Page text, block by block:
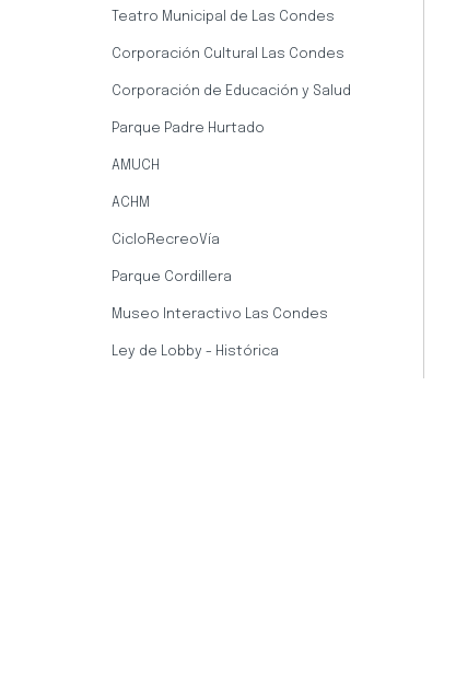
Teatro Municipal de Las Condes
Corporación Cultural Las Condes
Corporación de Educación y Salud
Parque Padre Hurtado
AMUCH
ACHM
CicloRecreoVía
Parque Cordillera
Museo Interactivo Las Condes
Ley de Lobby - Histórica